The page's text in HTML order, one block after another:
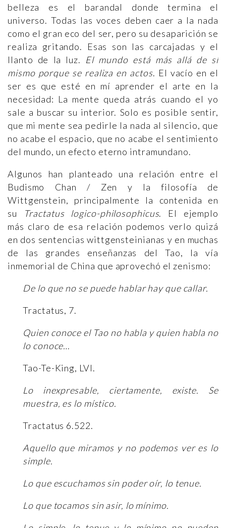
belleza es el barandal donde termina el
universo. Todas las voces deben caer a la nada
como el gran eco del ser, pero su desaparición se
realiza gritando. Esas son las carcajadas y el
llanto de la luz. El mundo está más allá de sí
mismo porque se realiza en actos. El vacío en el
ser es que esté en mí aprender el arte en la
necesidad: La mente queda atrás cuando el yo
sale a buscar su interior. Solo es posible sentir,
que mi mente sea pedirle la nada al silencio, que
no acabe el espacio, que no acabe el sentimiento
del mundo, un efecto eterno intramundano.
Algunos han planteado una relación entre el
Budismo Chan / Zen y la filosofía de
Wittgenstein, principalmente la contenida en
su
Tractatus logico-philosophicus. El ejemplo
más claro de esa relación podemos verlo quizá
en dos sentencias wittgensteinianas y en muchas
de las grandes enseñanzas del Tao, la vía
inmemorial de China que aprovechó el zenismo:
De lo que no se puede hablar hay que callar.
Tractatus, 7.
Quien conoce el Tao no habla y quien habla no
lo conoce…
Tao-Te-King, LVI.
Lo inexpresable, ciertamente, existe. Se
muestra, es lo místico.
Tractatus 6.522.
Aquello que miramos y no podemos ver es lo
simple.
Lo que escuchamos sin poder oír, lo tenue.
Lo que tocamos sin asir, lo mínimo.